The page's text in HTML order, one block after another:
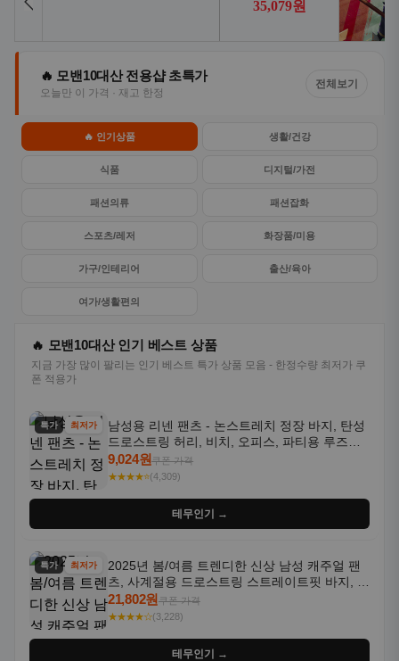
🔥 모밴10대산 전용샵 초특가
오늘만 이 가격 · 재고 한정
전체보기
🔥 인기상품 생활/건강
식품 디지털/가전
패션의류 패션잡화
스포츠/레저 화장품/미용
가구/인테리어 출산/육아
여가/생활편의
🔥 모밴10대산 인기 베스트 상품
지금 가장 많이 팔리는 인기 베스트 특가 상품 모음 - 한정수량 최저가 쿠
폰 적용가
특가 최저가
남성용 리넨 팬츠 - 논스트레치 정장 바지, 탄성
드로스트링 허리, 비치, 오피스, 파티용 루즈핏
트라우저 - 세탁기 사용 가능한 캐주얼 정장 의
상
9,024원쿠폰 가격
★★★★⭐(4,309)
테무인기 →
특가 최저가
2025년 봄/여름 트렌디한 신상 남성 캐주얼 팬
츠, 사계절용 드로스트링 스트레이트핏 바지, 한
국 스타일, 활용도 높은 아웃도어 및 정장용, 발
목 바지
21,802원쿠폰 가격
★★★★☆(3,228)
테무인기 →